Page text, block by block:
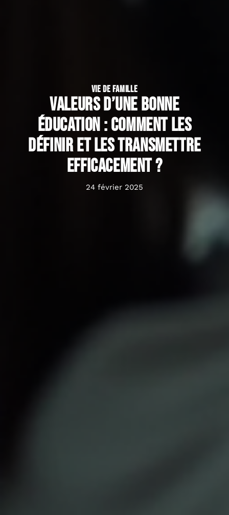
VIE DE FAMILLE
Valeurs d’une bonne
éducation : Comment les
définir et les transmettre
efficacement ?
24 février 2025